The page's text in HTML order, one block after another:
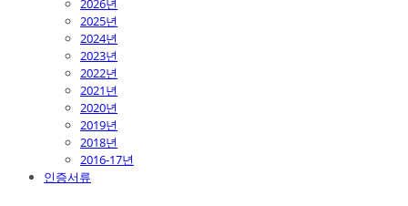
2026년
2025년
2024년
2023년
2022년
2021년
2020년
2019년
2018년
2016-17년
인증서류